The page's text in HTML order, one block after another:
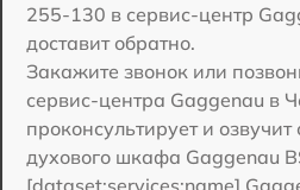
255-130 в сервис-центр
доставит обратно.
Закажите звонок или
сервис-центра Gaggenau в
проконсультирует и
духового шкафа Gaggenau